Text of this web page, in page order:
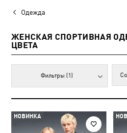
Одежда
ЖЕНСКАЯ СПОРТИВНАЯ
ЦВЕТА
Фильтры (1)
НОВИНКА